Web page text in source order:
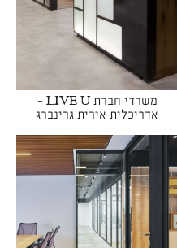
משרדי חברת LIVE U -
אדריכלית אירית גרינברג